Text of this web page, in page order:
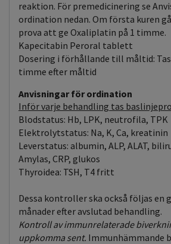
reaktion. För premedicinering se
ordination nedan. Om första kuren
prova att ge Oxaliplatin på 1 timme.
Kapecitabin Peroral tablett
Dosering i förhållande till måltid:
timme efter måltid
Anvisningar för ordination
Inför varje behandling tas
Blodstatus: Hb, LPK, neutrofila, TPK
Elektrolytstatus: Na, K, Ca, kreatinin
Leverstatus: albumin, ALP, ALAT,
Amylas, CRP, glukos
Thyroidea: TSH, T4 fritt
Dessa kontroller ska också följas en
månader efter avslutad behandling.
Kontroll av immunrelaterade
uppkomma sent. Immunhämmande